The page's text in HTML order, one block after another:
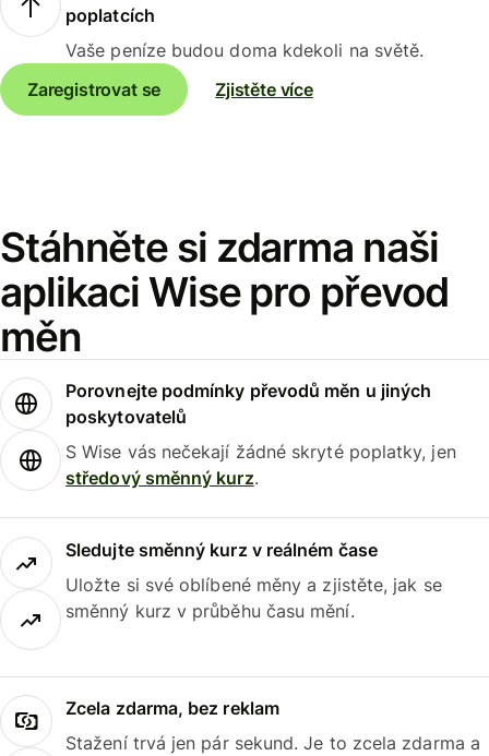
poplatcích
Vaše peníze budou doma kdekoli na světě.
Zaregistrovat se
Zjistěte více
Stáhněte si zdarma naši
aplikaci Wise pro převod
měn
Porovnejte podmínky převodů měn u jiných
poskytovatelů
S Wise vás nečekají žádné skryté poplatky, jen
středový směnný kurz.
Sledujte směnný kurz v reálném čase
Uložte si své oblíbené měny a zjistěte, jak se
směnný kurz v průběhu času mění.
Zcela zdarma, bez reklam
Stažení trvá jen pár sekund. Je to zcela zdarma a